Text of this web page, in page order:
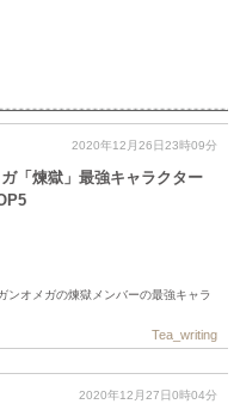
2020年12月26日23時09分
「煉獄」最強キャラクター
オメガの煉獄メンバーの最強キャラ
Tea_writing
2020年12月27日0時04分